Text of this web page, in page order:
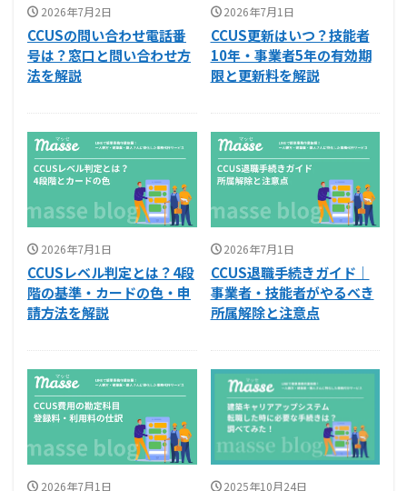
2026年7月2日
CCUSの問い合わせ電話番
号は？窓口と問い合わせ方
法を解説
2026年7月1日
CCUS更新はいつ？技能者
10年・事業者5年の有効期
限と更新料を解説
2026年7月1日
CCUSレベル判定とは？4段
階の基準・カードの色・申
請方法を解説
2026年7月1日
CCUS退職手続きガイド｜
事業者・技能者がやるべき
所属解除と注意点
2026年7月1日
2025年10月24日